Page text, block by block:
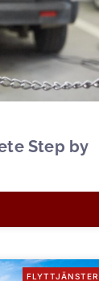
Step by
FLYTTJÄNSTER